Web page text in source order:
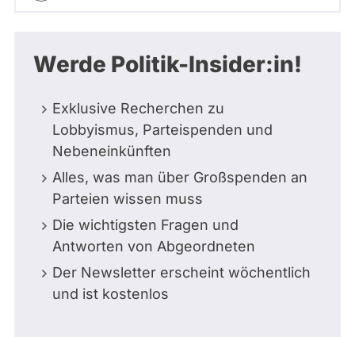
Werde Politik-Insider:in!
Exklusive Recherchen zu
Lobbyismus, Parteispenden und
Nebeneinkünften
Alles, was man über Großspenden an
Parteien wissen muss
Die wichtigsten Fragen und
Antworten von Abgeordneten
Der Newsletter erscheint wöchentlich
und ist kostenlos